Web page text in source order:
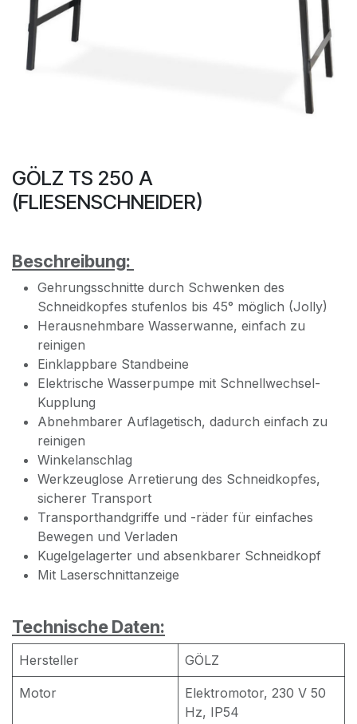
GÖLZ TS 250 A
(FLIESENSCHNEIDER)
Beschreibung:
Gehrungsschnitte durch Schwenken des
Schneidkopfes stufenlos bis 45° möglich (Jolly)
Herausnehmbare Wasserwanne, einfach zu
reinigen
Einklappbare Standbeine
Elektrische Wasserpumpe mit Schnellwechsel-
Kupplung
Abnehmbarer Auflagetisch, dadurch einfach zu
reinigen
Winkelanschlag
Werkzeuglose Arretierung des Schneidkopfes,
sicherer Transport
Transporthandgriffe und -räder für einfaches
Bewegen und Verladen
Kugelgelagerter und absenkbarer Schneidkopf
Mit Laserschnittanzeige
Technische Daten:
Hersteller GÖLZ
Motor
Elektromotor, 230 V 50
Hz, IP54